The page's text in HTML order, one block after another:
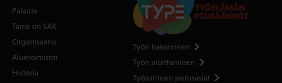
Palaute
Tämä on SAK
Organisaatio
Aluetoimistot
Historia
Työn hakeminen
Työn aloittaminen
Työsuhteen perusasiat